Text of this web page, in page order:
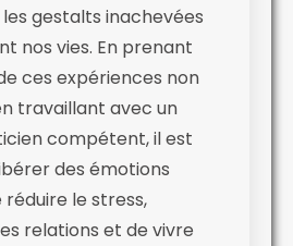
gestalts inachevées
nos vies. En prenant
ces expériences non
travaillant avec un
compétent, il est
des émotions
réduire le stress,
relations et de vivre